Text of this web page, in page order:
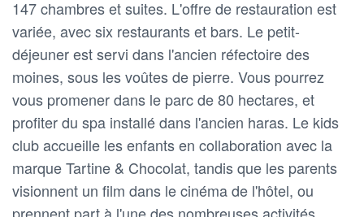
147 chambres et suites. L'offre de restauration est
variée, avec six restaurants et bars. Le petit-
déjeuner est servi dans l'ancien réfectoire des
moines, sous les voûtes de pierre. Vous pourrez
vous promener dans le parc de 80 hectares, et
profiter du spa installé dans l'ancien haras. Le kids
club accueille les enfants en collaboration avec la
marque Tartine & Chocolat, tandis que les parents
visionnent un film dans le cinéma de l'hôtel, ou
prennent part à l'une des nombreuses activités